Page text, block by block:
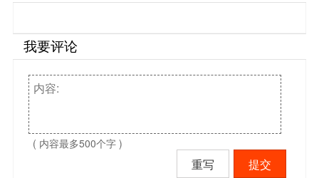
我要评论
( 内容最多500个字 )
重写 提交